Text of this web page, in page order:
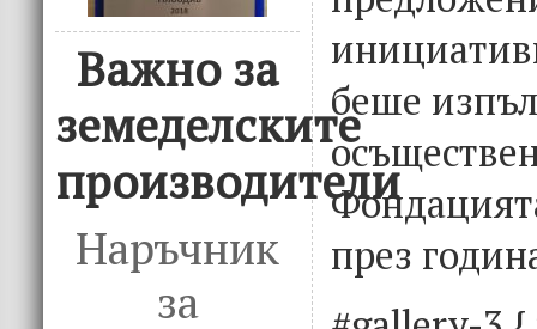
Важно за
земеделските
производители
Наръчник
за
беше
през